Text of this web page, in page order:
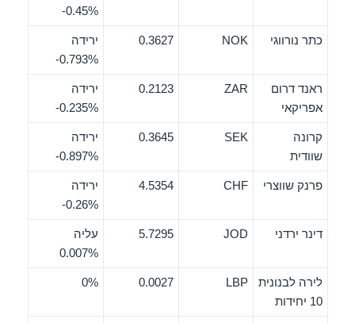
‎-0.45%
כתר נורווגי NOK
0.3627
ירידה
‎-0.793%
ראנד דרום
אפריקאי
ZAR
0.2123
ירידה
‎-0.235%
קרונה
שוודית
SEK
0.3645
ירידה
‎-0.897%
פרנק שווצרי CHF
4.5354
ירידה
‎-0.26%
דינר ירדני JOD
5.7295
עליה
0.007%
לירה לבנונית
10 יחידות
LBP
0.0027
0%